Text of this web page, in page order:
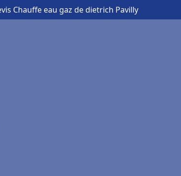
Chauffe eau gaz de dietrich Pavilly